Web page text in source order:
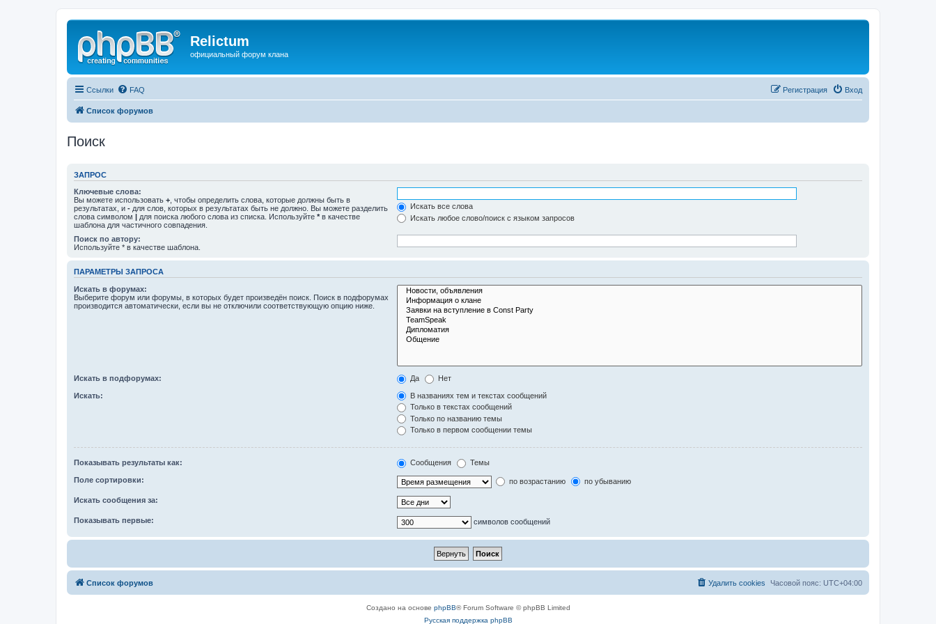
Relictum
официальный форум клана
Ссылки FAQ Вход
Регистрация
Список форумов
Поиск
ЗАПРОС
Ключевые слова:
Вы можете использовать + , чтобы определить слова, которые должны быть в
результатах, и - для слов, которых в результатах быть не должно. Вы можете разделить
слова символом | для поиска любого слова из списка. Используйте * в качестве
шаблона для частичного совпадения.
Искать все слова
Искать любое слово/поиск с языком запросов
Поиск по автору:
Используйте * в качестве шаблона.
ПАРАМЕТРЫ ЗАПРОСА
Искать в форумах:
Выберите форум или форумы, в которых будет произведён поиск. Поиск в подфорумах
производится автоматически, если вы не отключили соответствующую опцию ниже.
Искать в подфорумах: Да Нет
Искать:
В названиях тем и текстах сообщений
Только в текстах сообщений
Только по названию темы
Только в первом сообщении темы
Показывать результаты как: Сообщения Темы
Поле сортировки: по возрастанию по убыванию
Искать сообщения за:
Показывать первые: символов сообщений
Список форумов Часовой пояс: UTC+04:00
Удалить cookies
Создано на основе phpBB® Forum Software © phpBB Limited
Русская поддержка phpBB